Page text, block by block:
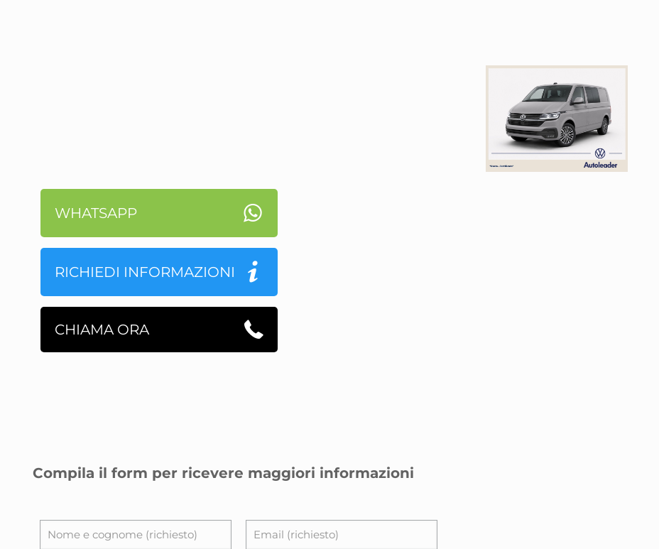
WHATSAPP
RICHIEDI INFORMAZIONI
CHIAMA ORA
Compila il form per ricevere maggiori informazioni